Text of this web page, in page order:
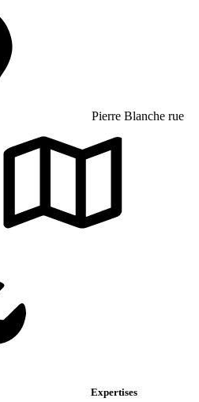
Pierre Blanche rue
Expertises